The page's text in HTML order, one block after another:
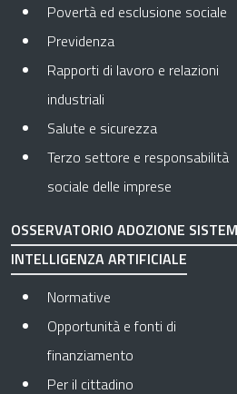
Povertà ed esclusione sociale
Previdenza
Rapporti di lavoro e relazioni
industriali
Salute e sicurezza
Terzo settore e responsabilità
sociale delle imprese
OSSERVATORIO ADOZIONE
INTELLIGENZA ARTIFICIALE
Normative
Opportunità e fonti di
finanziamento
Per il cittadino